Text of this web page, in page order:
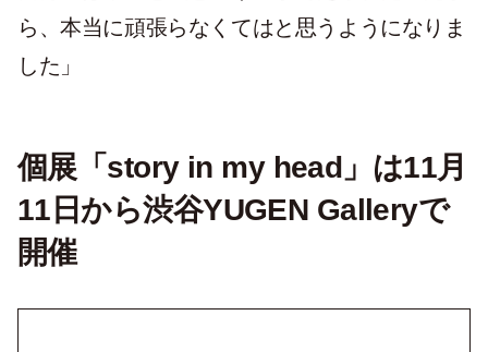
ら、本当に頑張らなくてはと思うようになりま
した」
個展「story in my head」は11月
11日から渋谷YUGEN Galleryで
開催